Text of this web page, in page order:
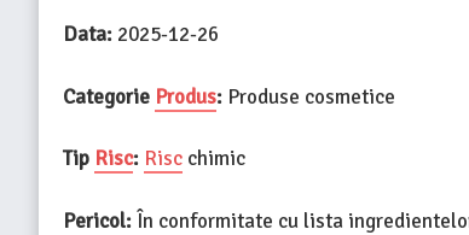
Data: 2025-12-26
Categorie Produs: Produse cosmetice
Tip Risc: Risc chimic
Pericol: În conformitate cu lista